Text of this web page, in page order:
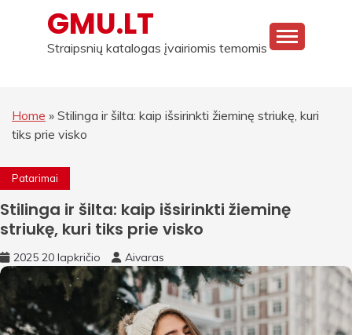
GMU.LT
Straipsnių katalogas įvairiomis temomis
Home » Stilinga ir šilta: kaip išsirinkti žieminę striukę, kuri
tiks prie visko
Patarimai
Stilinga ir šilta: kaip išsirinkti žieminę
striukę, kuri tiks prie visko
2025 20 lapkričio Aivaras